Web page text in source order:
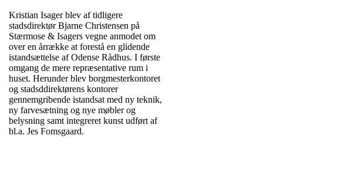
Kristian Isager blev af tidligere
stadsdirektør Bjarne Christensen på
Stærmose & Isagers vegne anmodet om
over en årrække at forestå en glidende
istandsættelse af Odense Rådhus. I første
omgang de mere repræsentative rum i
huset. Herunder blev borgmesterkontoret
og stadsddirektørens kontorer
gennemgribende istandsat med ny teknik,
ny farvesætning og nye møbler og
belysning samt integreret kunst udført af
bl.a. Jes Fomsgaard.